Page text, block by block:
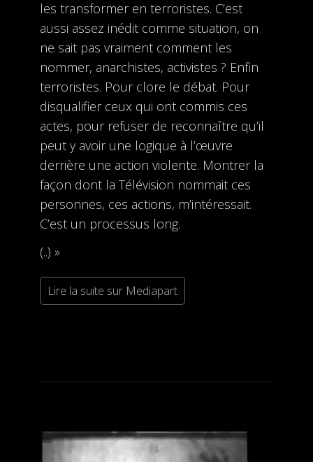
les transformer en terroristes. C’est
aussi assez inédit comme situation, on
ne sait pas vraiment comment les
nommer, anarchistes, activistes ? Enfin
terroristes. Pour clore le débat. Pour
disqualifier ceux qui ont commis ces
actes, pour refuser de reconnaître qu’il
peut y avoir une logique à l’œuvre
derrière une action violente. Montrer la
façon dont la Télévision nommait ces
personnes, ces actions, m’intéressait.
C’est un processus long.
(..) »
Lire la suite sur Mediapart